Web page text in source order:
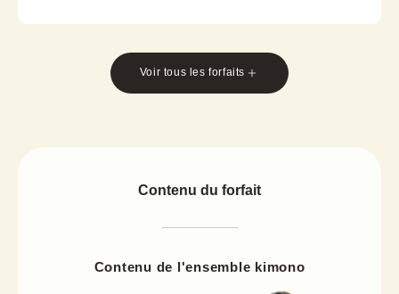
moderne, ce plan est parfait pour un voyage d'été,
une séance photo ou un après‑midi chic en
Voir tous les forfaits
Contenu du forfait
Contenu de l'ensemble kimono